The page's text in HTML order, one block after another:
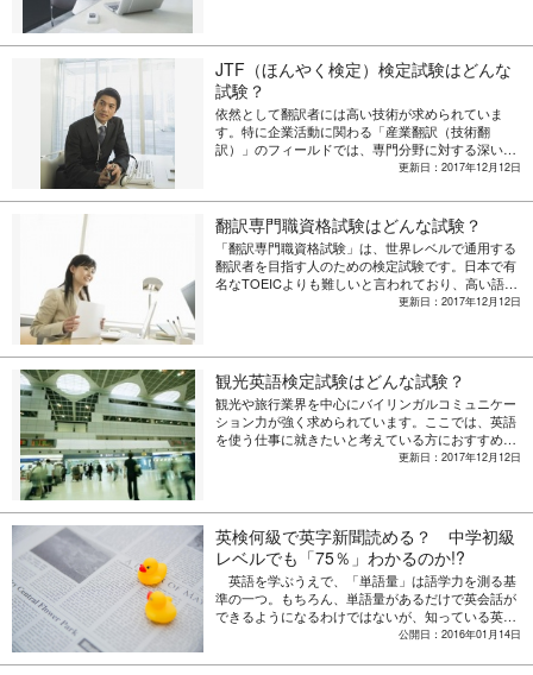
JTF（ほんやく検定）検定試験はどんな
試験？
依然として翻訳者には高い技術が求められていま
す。特に企業活動に関わる「産業翻訳（技術翻
訳）」のフィールドでは、専門分野に対する深い知
識と、実務レベルの情報収集力を備えていることが
なビジネス翻訳における能力を判定し、さらなる技
術力向上を目指せる検定試験が「JTF（ほんやく検
定）検定試験」です。
更新日：2017年12月12日
翻訳専門職資格試験はどんな試験？
「翻訳専門職資格試験」は、世界レベルで通用する
翻訳者を目指す人のための検定試験です。日本で有
名なTOEICよりも難しいと言われており、高い語学
力と翻訳スキルを持つことを証明できるものと称さ
更新日：2017年12月12日
観光英語検定試験はどんな試験？
観光や旅行業界を中心にバイリンガルコミュニケー
ション力が強く求められています。ここでは、英語
を使う仕事に就きたいと考えている方におすすめの
「観光英語検定試験」についてご紹介します。
更新日：2017年12月12日
英検何級で英字新聞読める？ 中学初級
レベルでも「75％」わかるのか!?
英語を学ぶうえで、「単語量」は語学力を測る基
準の一つ。もちろん、単語量があるだけで英会話が
できるようになるわけではないが、知っている英単
語が多ければ多いほど、会話の幅が広がるのも事実
だろうか。今回は、英語学習に役に立つ“単語量”の
公開日：2016年01月14日